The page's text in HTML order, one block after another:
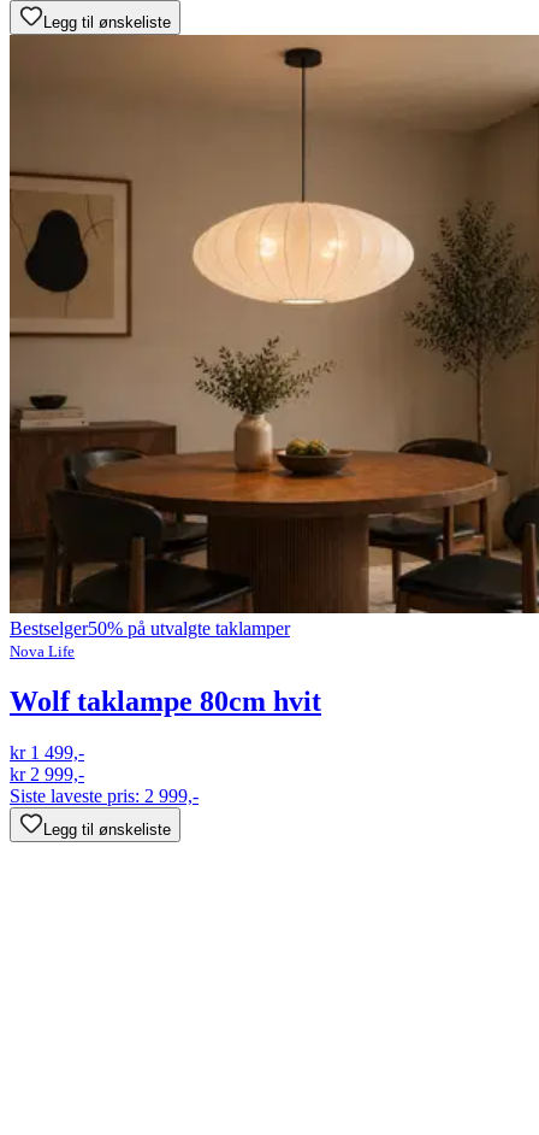
Legg til ønskeliste
Bestselger50% på utvalgte taklamper
Nova Life
Wolf taklampe 80cm hvit
kr 1 499,-
kr 2 999,-
Siste laveste pris: 2 999,-
Legg til ønskeliste